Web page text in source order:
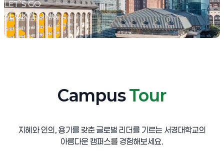
LET`S GO
SEOKYEONG
CampusTour
지혜와 인의, 용기를 갖춘 글로벌 리더를 기르는 서경대학교의
아름다운 캠퍼스를 경험해보세요.